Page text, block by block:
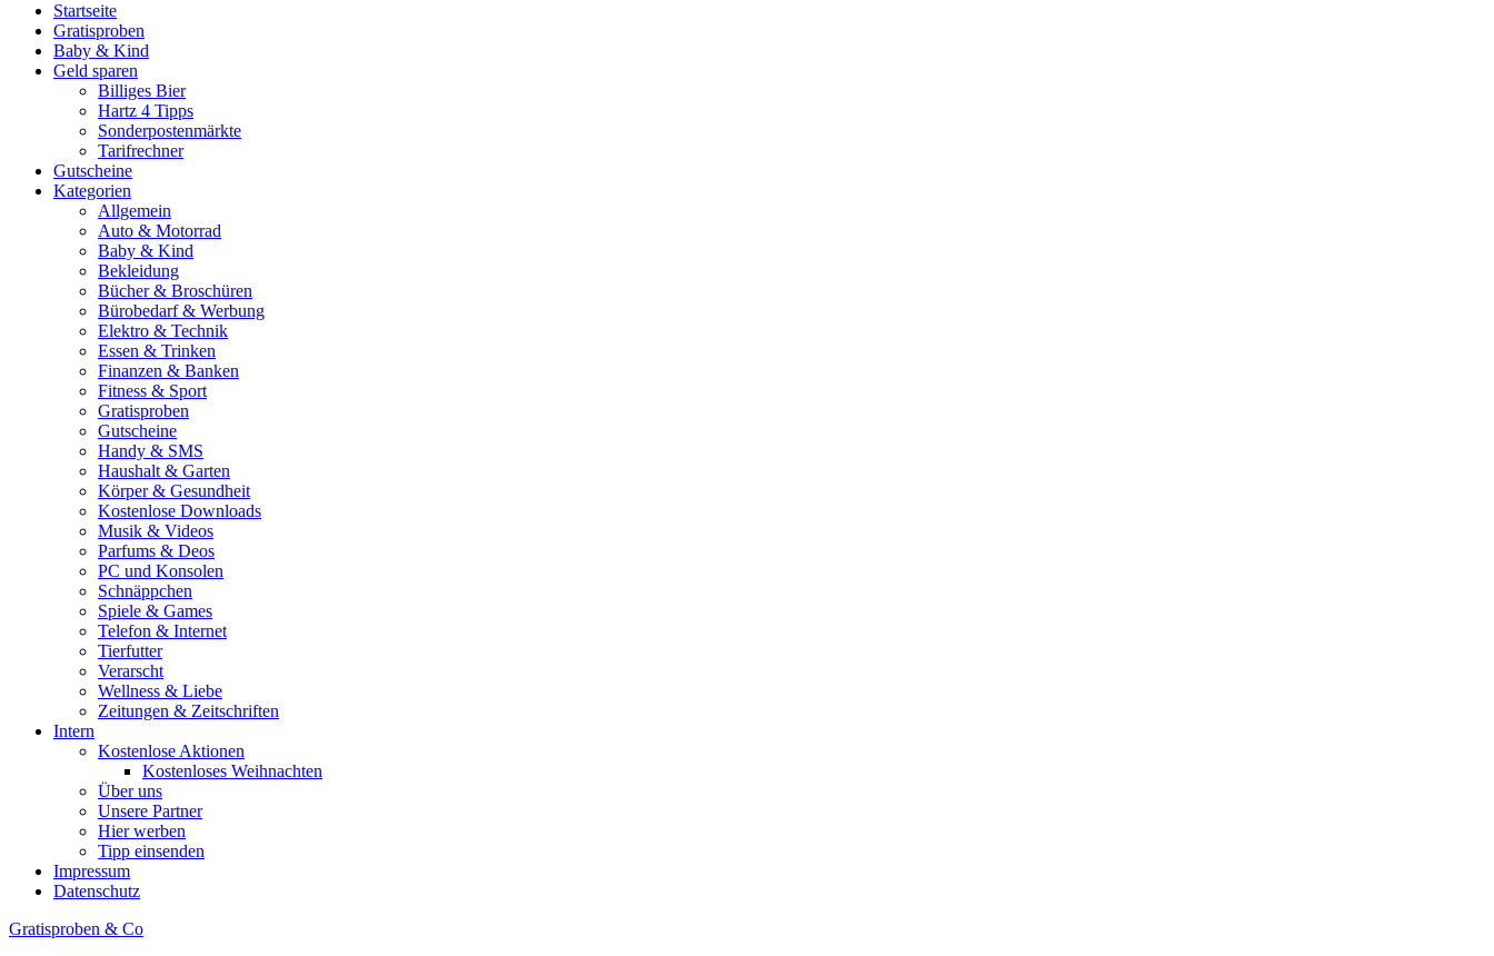
Startseite
Gratisproben
Baby & Kind
Geld sparen
Billiges Bier
Hartz 4 Tipps
Sonderpostenmärkte
Tarifrechner
Gutscheine
Kategorien
Allgemein
Auto & Motorrad
Baby & Kind
Bekleidung
Bücher & Broschüren
Bürobedarf & Werbung
Elektro & Technik
Essen & Trinken
Finanzen & Banken
Fitness & Sport
Gratisproben
Gutscheine
Handy & SMS
Haushalt & Garten
Körper & Gesundheit
Kostenlose Downloads
Musik & Videos
Parfums & Deos
PC und Konsolen
Schnäppchen
Spiele & Games
Telefon & Internet
Tierfutter
Verarscht
Wellness & Liebe
Zeitungen & Zeitschriften
Intern
Kostenlose Aktionen
Kostenloses Weihnachten
Über uns
Unsere Partner
Hier werben
Tipp einsenden
Impressum
Datenschutz
Gratisproben & Co